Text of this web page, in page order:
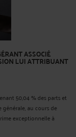
ASSOCIÉ
LUI ATTRIBUANT
50,04 % des parts et
générale, au cours de
exceptionnelle à